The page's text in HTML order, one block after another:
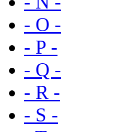
- O -
- P -
- Q -
- R -
- S -